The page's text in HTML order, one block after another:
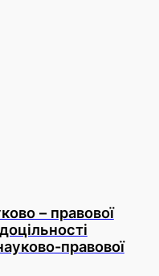
– правової
правової